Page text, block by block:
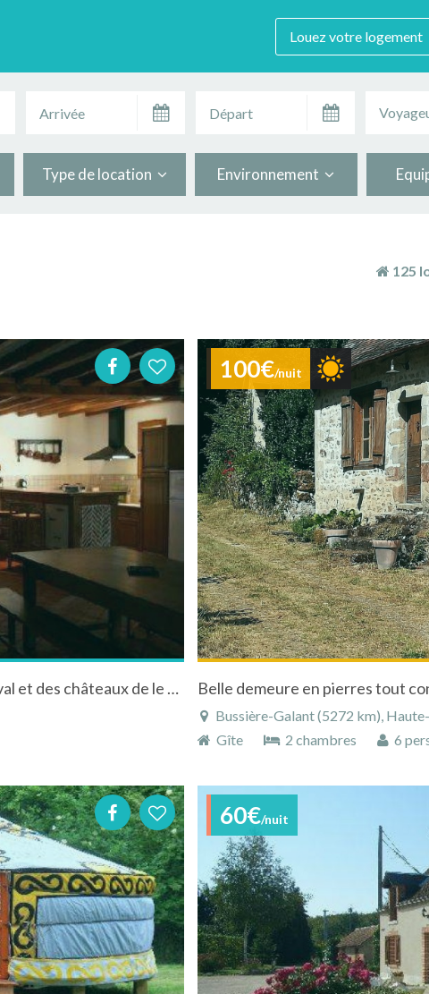
Louez votre logement
Type de location Environnement
125
Gîte avec spa en Sologne près du zoo de Beauval et des châteaux de le Loire
100€/nuit
Belle demeure en pierres tout
Bussière-Galant (5272 km), Haute-
Gîte
2 chambres 6
60€/nuit